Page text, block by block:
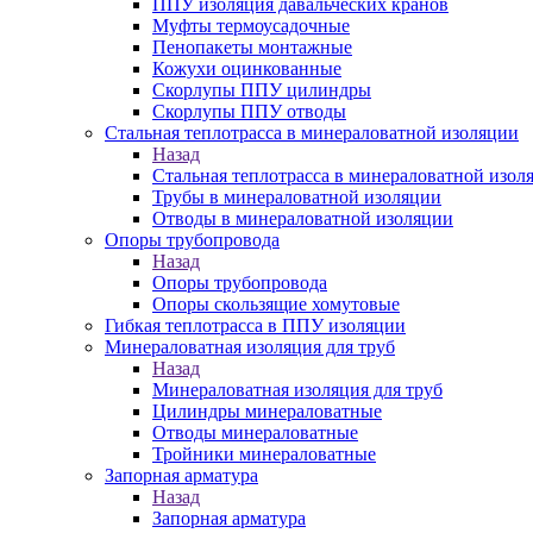
ППУ изоляция давальческих кранов
Муфты термоусадочные
Пенопакеты монтажные
Кожухи оцинкованные
Скорлупы ППУ цилиндры
Скорлупы ППУ отводы
Стальная теплотрасса в минераловатной изоляции
Назад
Стальная теплотрасса в минераловатной
Трубы в минераловатной изоляции
Отводы в минераловатной изоляции
Опоры трубопровода
Назад
Опоры трубопровода
Опоры скользящие хомутовые
Гибкая теплотрасса в ППУ изоляции
Минераловатная изоляция для труб
Назад
Минераловатная изоляция для труб
Цилиндры минераловатные
Отводы минераловатные
Тройники минераловатные
Запорная арматура
Назад
Запорная арматура